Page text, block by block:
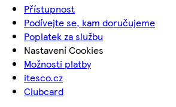
Přístupnost
Podívejte se, kam doručujeme
Poplatek za službu
Nastavení Cookies
Možnosti platby
itesco.cz
Clubcard